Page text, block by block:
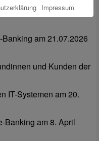
am 21.07.2026
und Kunden der
IT-Systemen am 20.
Banking am 8. April
Impressum